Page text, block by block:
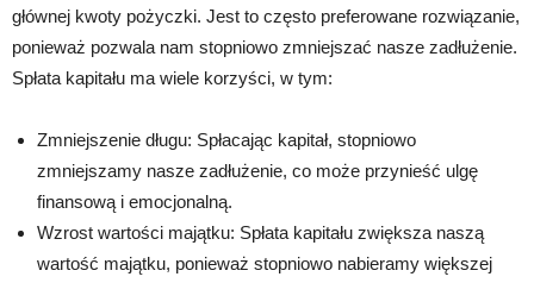
głównej kwoty pożyczki. Jest to często preferowane rozwiązanie,
ponieważ pozwala nam stopniowo zmniejszać nasze zadłużenie.
Spłata kapitału ma wiele korzyści, w tym:
Zmniejszenie długu: Spłacając kapitał, stopniowo
zmniejszamy nasze zadłużenie, co może przynieść ulgę
finansową i emocjonalną.
Wzrost wartości majątku: Spłata kapitału zwiększa naszą
wartość majątku, ponieważ stopniowo nabieramy większej